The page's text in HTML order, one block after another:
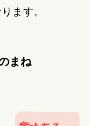
ます。
まね